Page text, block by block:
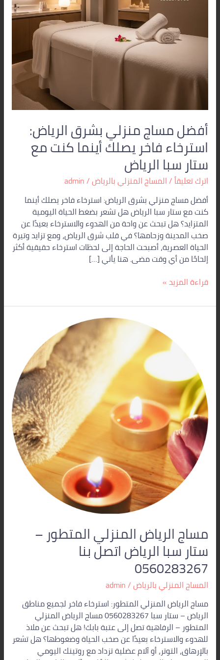
أفضل مساج منزلي بشرق الرياض:
استرخاء فاخر يصلك أينما كنت مع
ستار سبا الرياض
اترك تعليقاً/المساج المنزلي بالرياض/
admin
أفضل مساج منزلي بشرق الرياض: استرخاء فاخر يصلك أينما
كنت مع ستار سبا الرياض هل تشعر بضغط الحياة اليومية
المتزايد؟ هل تبحث عن واحة من الهدوء والاسترخاء بعيدًا عن
صخب المدينة وزحامها؟ في قلب شرق الرياض، ومع تزايد وتيرة
الحياة العصرية، أصبحت الحاجة إلى لحظات استرخاء حقيقية أكثر
إلحاحًا من أي وقت مضى. هنا يأتي […]
مع
الرياض
قراءة المزيد »
مساج الرياض المنزلي المتطور –
ستار سبا الرياض اتصل بنا
0560283267
المساج المنزلي بالرياض/
admin
مساج الرياض المنزلي المتطور: استرخاء فاخر لجميع مناطق
الرياض – ستار سبا 0560283267 مساج الرياض المنزلي
المتطور – الرفاهية تصل إلى عتبة بابك! هل تبحث عن ملاذ
للهدوء والاسترخاء بعيدًا عن صخب الحياة وضغوطها؟ هل تشعر
بالإرهاق، التوتر، أو آلام عضلية تزداد مع روتينك اليومي
المتطور
ستار
سبا
الرياض
اتصل
بنا
0560283267